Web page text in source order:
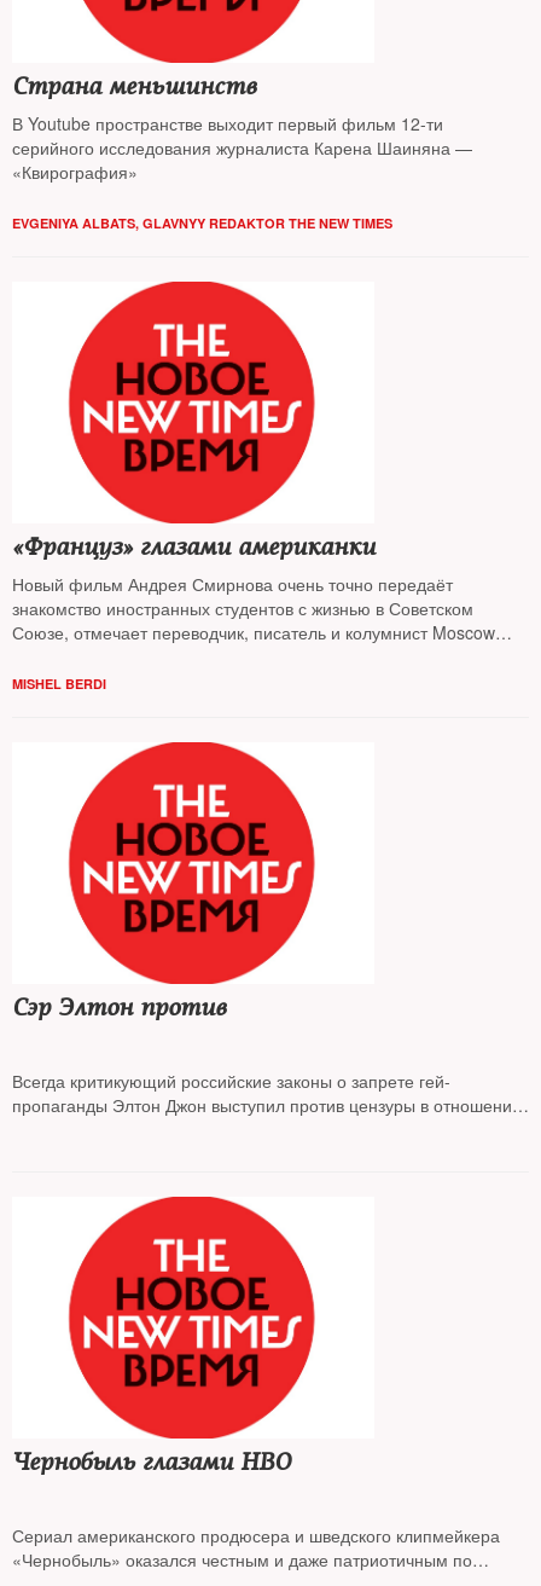
Страна меньшинств
В Youtube пространстве выходит первый фильм 12-ти
серийного исследования журналиста Карена Шаиняна —
«Квирография»
EVGENIYA ALBATS, GLAVNYY REDAKTOR THE NEW TIMES
«Француз» глазами американки
Новый фильм Андрея Смирнова очень точно передаёт
знакомство иностранных студентов с жизнью в Советском
Союзе, отмечает переводчик, писатель и колумнист Moscow
советской Москвой
MISHEL BERDI
Сэр Элтон против
Всегда критикующий российские законы о запрете гей-
пропаганды Элтон Джон выступил против цензуры в отношении
Чернобыль глазами HBO
Сериал американского продюсера и шведского клипмейкера
«Чернобыль» оказался честным и даже патриотичным по